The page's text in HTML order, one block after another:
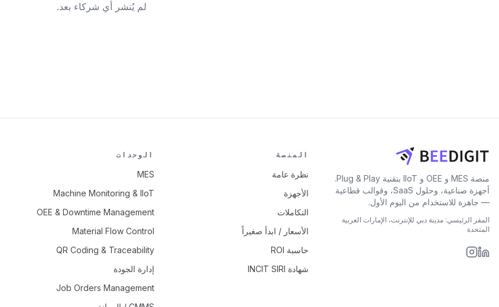
لم يُنشر أي شركاء بعد.
منصة MES و OEE و IIoT بتقنية Plug & Play.
أجهزة صناعية، وحلول SaaS، وقوالب قطاعية
— جاهزة للاستخدام من اليوم الأول.
المقر الرئيسي: مدينة دبي للإنترنت، الإمارات العربية
المتحدة
المنصة
نظرة عامة
الأجهزة
التكاملات
الأسعار / ابدأ صغيراً
حاسبة ROI
شهادة INCIT SIRI
الوحدات
MES
Machine Monitoring & IIoT
OEE & Downtime Management
Material Flow Control
QR Coding & Traceability
إدارة الجودة
Job Orders Management